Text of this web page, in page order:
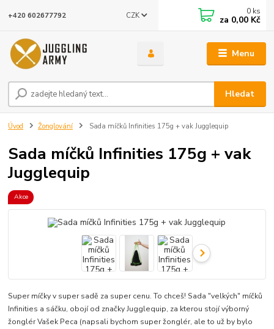
Menu
CZK
Hledat
+420 602677792 0 ks
za 0,00 Kč
Úvod Žonglování Sada míčků Infinities 175g + vak Jugglequip
Sada míčků Infinities 175g + vak
Jugglequip
Akce
Super míčky v super sadě za super cenu. To chceš! Sada "velkých" míčků
Infinities a sáčku, obojí od značky Jugglequip, za kterou stojí výborný
žonglér Vašek Peca (napsali bychom super žonglér, ale to už by bylo